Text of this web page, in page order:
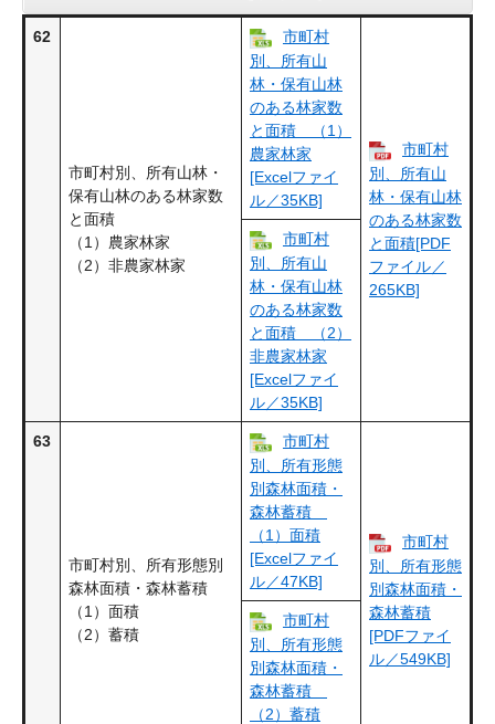
62
市町村別、所有山林・
保有山林のある林家数
と面積
（1）農家林家
（2）非農家林家
市町村
別、所有山
林・保有山林
のある林家数
と面積 （1）
農家林家
[Excelファイ
ル／35KB]
市町村
別、所有山
林・保有山林
のある林家数
と面積[PDF
ファイル／
265KB]
市町村
別、所有山
林・保有山林
のある林家数
と面積 （2）
非農家林家
[Excelファイ
ル／35KB]
63
市町村別、所有形態別
森林面積・森林蓄積
（1）面積
（2）蓄積
市町村
別、所有形態
別森林面積・
森林蓄積
（1）面積
[Excelファイ
ル／47KB]
市町村
別、所有形態
別森林面積・
森林蓄積
[PDFファイ
ル／549KB]
市町村
別、所有形態
別森林面積・
森林蓄積
（2）蓄積